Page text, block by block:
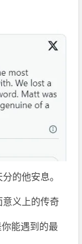
的他安息。
意义上的传奇
能遇到的最